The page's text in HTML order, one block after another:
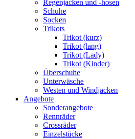
Regenjacken und -hosen
Schuhe
Socken
Trikots
Trikot (kurz)
Trikot (lang)
Trikot (Lady)
Trikot (Kinder)
Überschuhe
Unterwäsche
Westen und Windjacken
Angebote
Sonderangebote
Rennräder
Crossräder
Einzelstücke